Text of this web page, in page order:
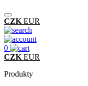
CZK EUR
0
CZK EUR
Produkty